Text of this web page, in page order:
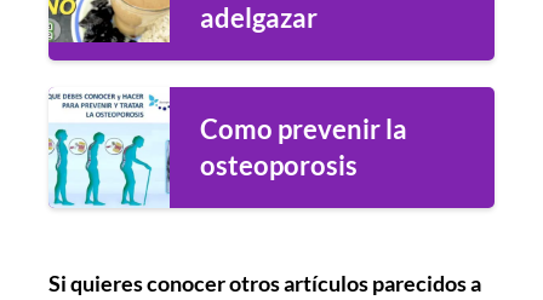
adelgazar
Como prevenir la
osteoporosis
Si quieres conocer otros artículos parecidos a